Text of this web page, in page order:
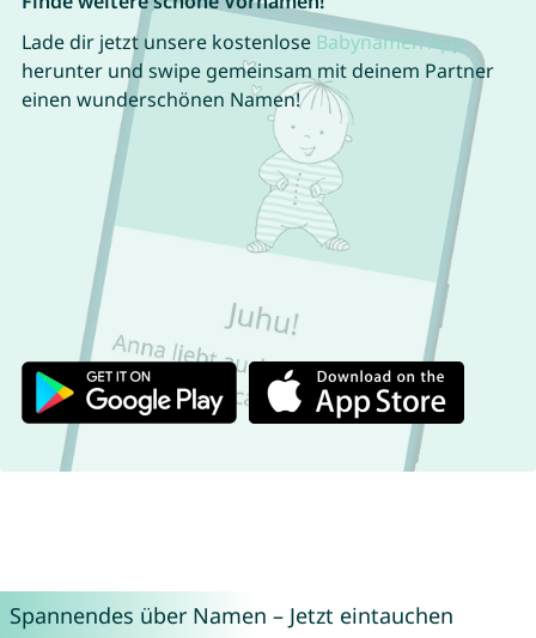
Lade dir jetzt unsere kostenlose Babynamen App
herunter und swipe gemeinsam mit deinem Partner
einen wunderschönen Namen!
Spannendes über Namen – Jetzt eintauchen